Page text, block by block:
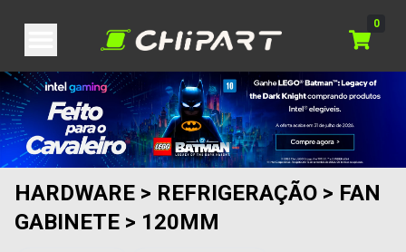
0
HARDWARE > REFRIGERAÇÃO > FAN
GABINETE > 120MM